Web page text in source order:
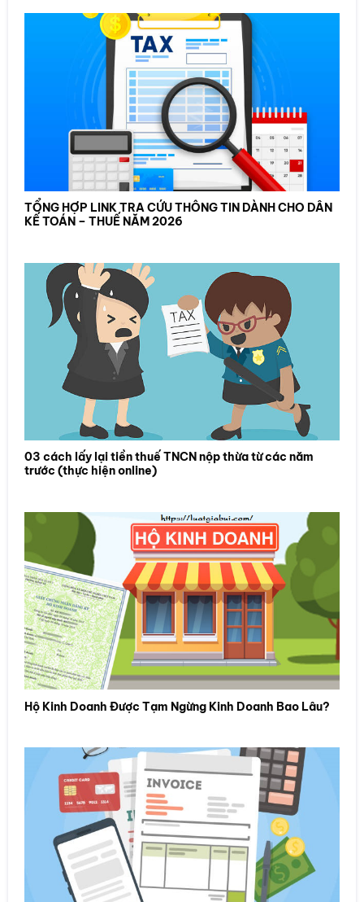
TỔNG HỢP LINK TRA CỨU THÔNG TIN DÀNH CHO DÂN
KẾ TOÁN – THUẾ NĂM 2026
03 cách lấy lại tiền thuế TNCN nộp thừa từ các năm
trước (thực hiện online)
Hộ Kinh Doanh Được Tạm Ngừng Kinh Doanh Bao Lâu?